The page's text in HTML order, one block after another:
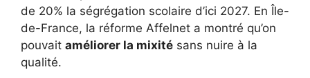
de 20% la ségrégation scolaire d’ici 2027. En Île-
de-France, la réforme Affelnet a montré qu’on
pouvait améliorer la mixité sans nuire à la
qualité.